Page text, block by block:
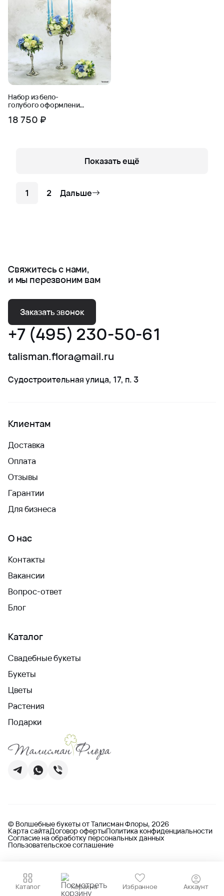
Набор из бело-
голубого оформления
18 750 ₽
Показать ещё
1 2 Дальше
Каталог Корзина Избранное Аккаунт
Свяжитесь с нами,
и мы перезвоним вам
Заказать звонок
+7 (495) 230-50-61
talisman.flora@mail.ru
Судостроительная улица, 17, п. 3
Клиентам
Доставка
Оплата
Отзывы
Гарантии
Для бизнеса
О нас
Контакты
Вакансии
Вопрос-ответ
Блог
Каталог
Свадебные букеты
Букеты
Цветы
Растения
Подарки
© Волшебные букеты от Талисман Флоры, 2026
Карта сайтаДоговор офертыПолитика конфиденциальности
Согласие на обработку персональных данных
Пользовательское соглашение